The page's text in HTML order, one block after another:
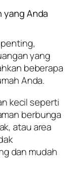
yang Anda
yang
beberapa
Anda.
kecil seperti
berbunga
atau area
dan mudah